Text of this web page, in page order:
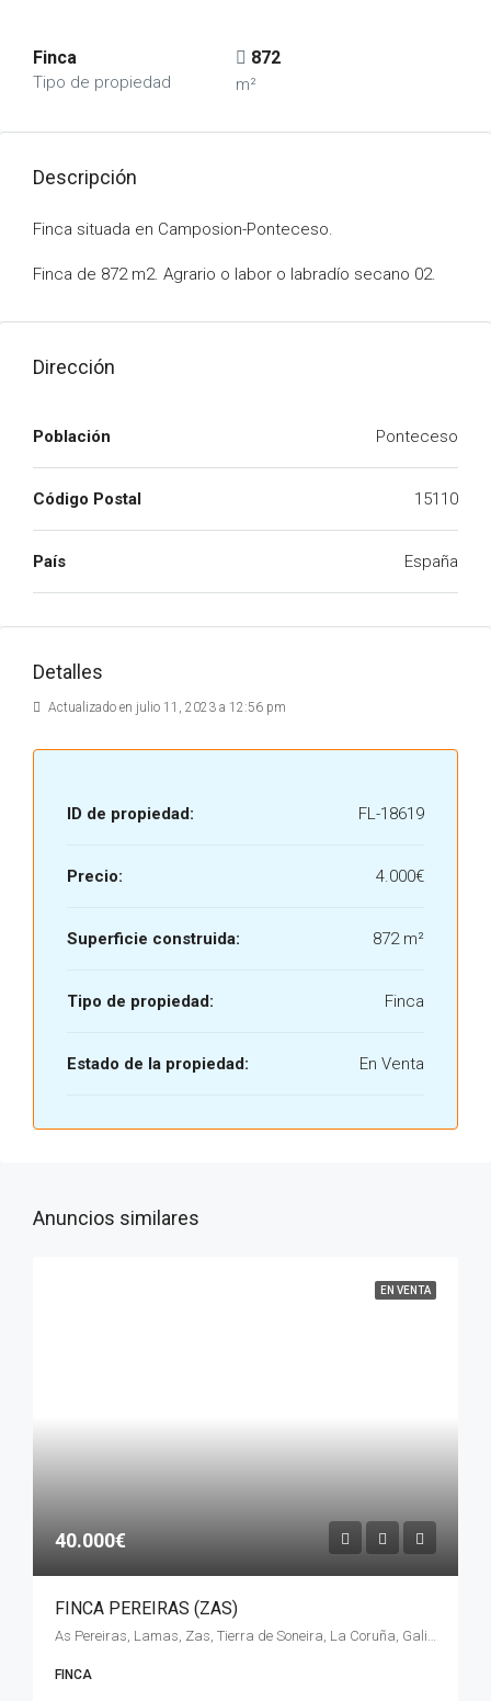
Finca
Tipo de propiedad
872
m²
Descripción
Finca situada en Camposion-Ponteceso.
Finca de 872 m2. Agrario o labor o labradío secano 02.
Dirección
Población Ponteceso
Código Postal 15110
País España
Detalles
Actualizado en julio 11, 2023 a 12:56 pm
ID de propiedad: FL-18619
Precio: 4.000€
Superficie construida: 872 m²
Tipo de propiedad: Finca
Estado de la propiedad: En Venta
Anuncios similares
EN VENTA
40.000€
FINCA PEREIRAS (ZAS)
As Pereiras, Lamas, Zas, Tierra de Soneira, La Coruña, Galicia, 15851, España
FINCA